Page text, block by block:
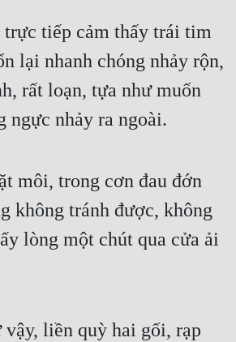
trực tiếp cảm thấy trái tim
lại nhanh chóng nhảy rộn,
rất loạn, tựa như muốn
ngực nhảy ra ngoài.
môi, trong cơn đau đớn
không tránh được, không
lòng một chút qua cửa ải
vậy, liền quỳ hai gối, rạp